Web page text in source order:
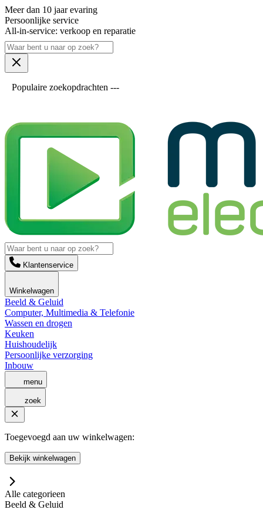
Meer dan 10 jaar evaring
Persoonlijke service
All-in-service: verkoop en reparatie
Populaire zoekopdrachten ---
Klantenservice
Winkelwagen
Beeld & Geluid
Computer, Multimedia & Telefonie
Wassen en drogen
Keuken
Huishoudelijk
Persoonlijke verzorging
Inbouw
menu
zoek
Toegevoegd aan uw winkelwagen:
Bekijk winkelwagen
Alle categorieen
Beeld & Geluid